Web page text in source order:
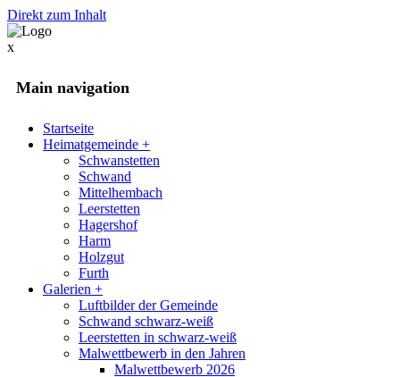
Direkt zum Inhalt
x
Main navigation
Startseite
Heimatgemeinde +
Schwanstetten
Schwand
Mittelhembach
Leerstetten
Hagershof
Harm
Holzgut
Furth
Galerien +
Luftbilder der Gemeinde
Schwand schwarz-weiß
Leerstetten in schwarz-weiß
Malwettbewerb in den Jahren
Malwettbewerb 2026